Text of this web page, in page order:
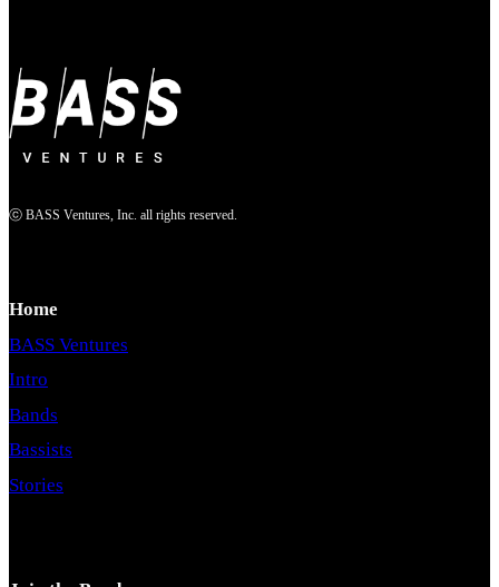
ⓒ BASS Ventures, Inc. all rights reserved.
Home
BASS Ventures
Intro
Bands
Bassists
Stories